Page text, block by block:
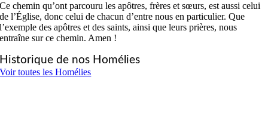
Ce chemin qu’ont parcouru les apôtres, frères et sœurs, est aussi celui
de l’Église, donc celui de chacun d’entre nous en particulier. Que
l’exemple des apôtres et des saints, ainsi que leurs prières, nous
entraîne sur ce chemin. Amen !
Historique de nos Homélies
Voir toutes les Homélies